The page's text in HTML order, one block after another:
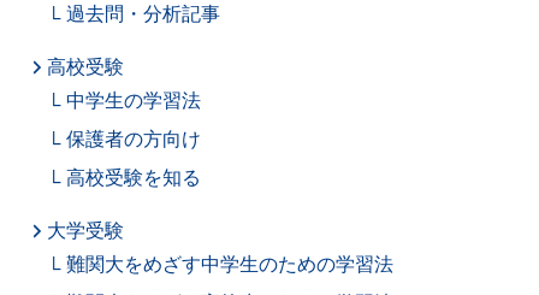
過去問・分析記事
高校受験
中学生の学習法
保護者の方向け
高校受験を知る
大学受験
難関大をめざす中学生のための学習法